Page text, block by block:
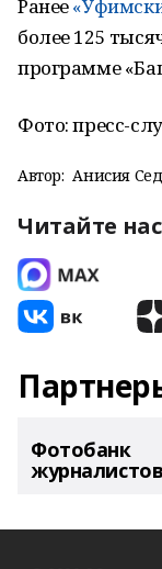
Ранее
более 125
программе
Фото: пресс-
Автор: Анисия
Читайте нас
Фотобанк